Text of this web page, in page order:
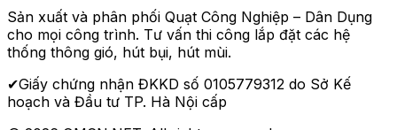
Sản xuất và phân phối Quạt Công Nghiệp – Dân Dụng
cho mọi công trình. Tư vấn thi công lắp đặt các hệ
thống thông gió, hút bụi, hút mùi.
✔Giấy chứng nhận ĐKKD số 0105779312 do Sở Kế
hoạch và Đầu tư TP. Hà Nội cấp